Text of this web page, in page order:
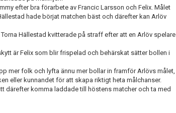
efter bra förarbete av Francic Larsson och Felix. Målet
hade börjat matchen bäst och därefter kan Arlöv
Hällestad kvitterade på straff efter att en Arlöv spelare
är Felix som blir frispelad och behärskat sätter bollen i
mer folk och lyfta ännu mer bollar in framför Arlövs målet,
eller kunnandet för att skapa riktigt heta målchanser.
därefter komma laddade till höstens matcher och ta med